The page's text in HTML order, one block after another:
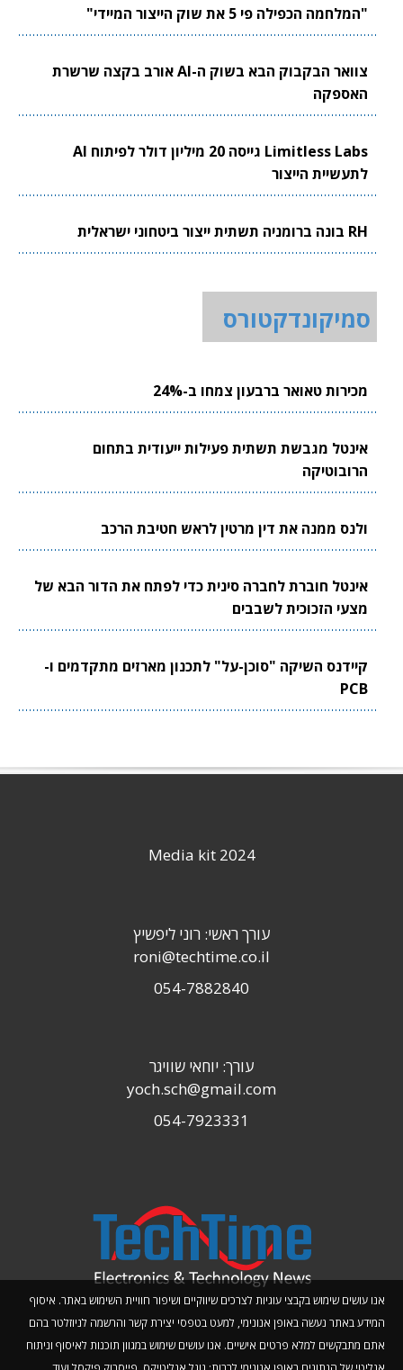
"המלחמה הכפילה פי 5 את שוק הייצור המיידי"
צוואר הבקבוק הבא בשוק ה-AI אורב בקצה שרשרת
האספקה
Limitless Labs גייסה 20 מיליון דולר לפיתוח AI
לתעשיית הייצור
RH בונה ברומניה תשתית ייצור ביטחוני ישראלית
סמיקונדקטורס
מכירות טאואר ברבעון צמחו ב-24%
אינטל מגבשת תשתית פעילות ייעודית בתחום
הרובוטיקה
ולנס ממנה את דין מרטין לראש חטיבת הרכב
אינטל חוברת לחברה סינית כדי לפתח את הדור הבא של
מצעי הזכוכית לשבבים
קיידנס השיקה "סוכן-על" לתכנון מארזים מתקדמים ו-
PCB
אנו עושים שימוש בקבצי עוגיות לצרכים שיווקיים ושיפור חוויית השימוש באתר. איסוף
המידע באתר נעשה באופן אנונימי, למעט בטפסי יצירת קשר והרשמה לניוזלטר בהם
אתם מתבקשים למלא פרטים אישיים. אנו עושים שימוש במגוון תוכנות לאיסוף וניתוח
Media kit 2024
עורך ראשי: רוני ליפשיץ
roni@techtime.co.il
054-7882840
עורך: יוחאי שוויגר
yoch.sch@gmail.com
054-7923331